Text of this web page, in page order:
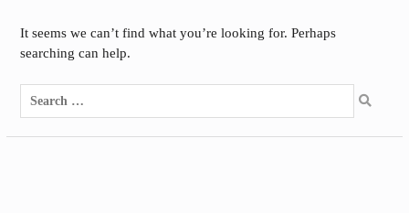
It seems we can’t find what you’re looking for. Perhaps
searching can help.
Search
for: